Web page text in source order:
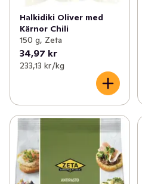
Halkidiki Oliver med
Kärnor Chili
150 g, Zeta
34,97 kr
233,13 kr /kg